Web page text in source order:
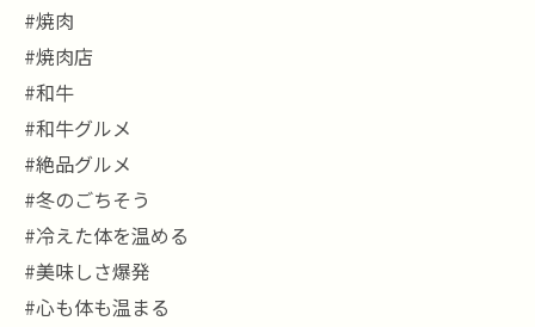
#焼肉
#焼肉店
#和牛
#和牛グルメ
#絶品グルメ
#冬のごちそう
#冷えた体を温める
#美味しさ爆発
#心も体も温まる